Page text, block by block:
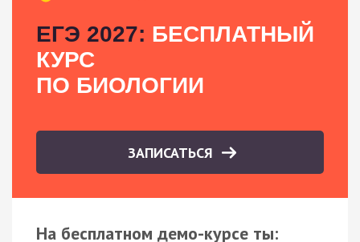
ЕГЭ 2027: БЕСПЛАТНЫЙ
КУРС
ПО БИОЛОГИИ
ЗАПИСАТЬСЯ
На бесплатном демо-курсе ты: